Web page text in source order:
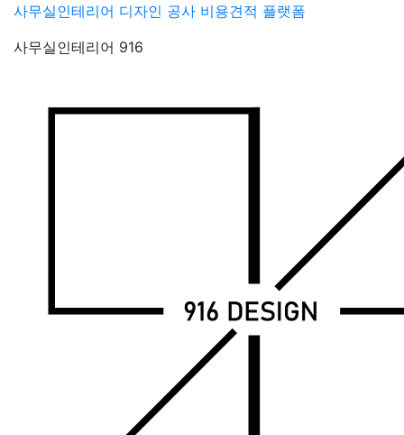
Skip
content
사무실인테리어 디자인 공사 비용견적 플랫폼
사무실인테리어 916